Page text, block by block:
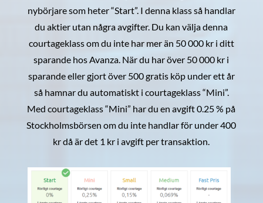
nybörjare som heter “Start”. I denna klass så handlar
du aktier utan några avgifter. Du kan välja denna
courtageklass om du inte har mer än 50 000 kr i ditt
sparande hos Avanza. När du har över 50 000 kr i
sparande eller gjort över 500 gratis köp under ett år
så hamnar du automatiskt i courtageklass “Mini”.
Med courtageklass “Mini” har du en avgift 0.25 % på
Stockholmsbörsen om du inte handlar för under 400
kr då är det 1 kr i avgift per transaktion.